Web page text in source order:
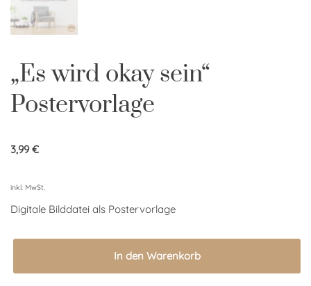
„Es wird okay sein“
Postervorlage
3,99€
inkl. MwSt.
Digitale Bilddatei als Postervorlage
In den Warenkorb